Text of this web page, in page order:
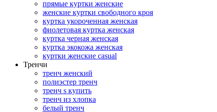
прямые куртки женские
женские куртки свободного кроя
куртка укороченная женская
фиолетовая куртка женская
куртка черная женская
куртка экокожа женская
куртки женские casual
Тренчи
тренч женский
полиэстер тренч
тренч s купить
тренч из хлопка
белый тренч